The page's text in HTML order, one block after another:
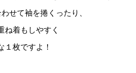
せて袖を捲くったり、
ね着もしやすく
１枚ですよ！